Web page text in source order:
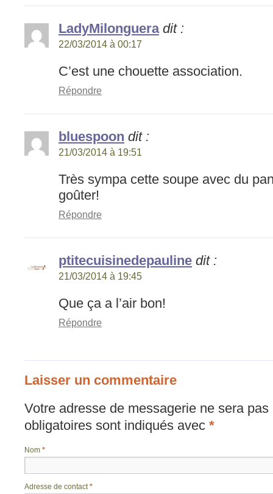
LadyMilonguera dit :
22/03/2014 à 00:17
C’est une chouette association.
Répondre
bluespoon dit :
21/03/2014 à 19:51
Très sympa cette soupe avec du
goûter!
Répondre
ptitecuisinedepauline dit :
21/03/2014 à 19:45
Que ça a l’air bon!
Répondre
Laisser un commentaire
Votre adresse de messagerie ne sera pas
obligatoires sont indiqués avec *
Nom *
Adresse de contact*